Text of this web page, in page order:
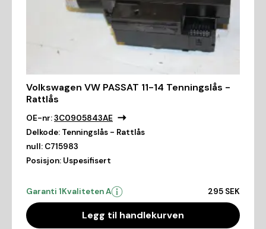
Volkswagen VW PASSAT 11-14 Tenningslås -
Rattlås
OE-nr:3C0905843AE
Delkode: Tenningslås - Rattlås
null: C715983
Posisjon: Uspesifisert
Garanti 1Kvaliteten A 295 SEK
Legg til handlekurven